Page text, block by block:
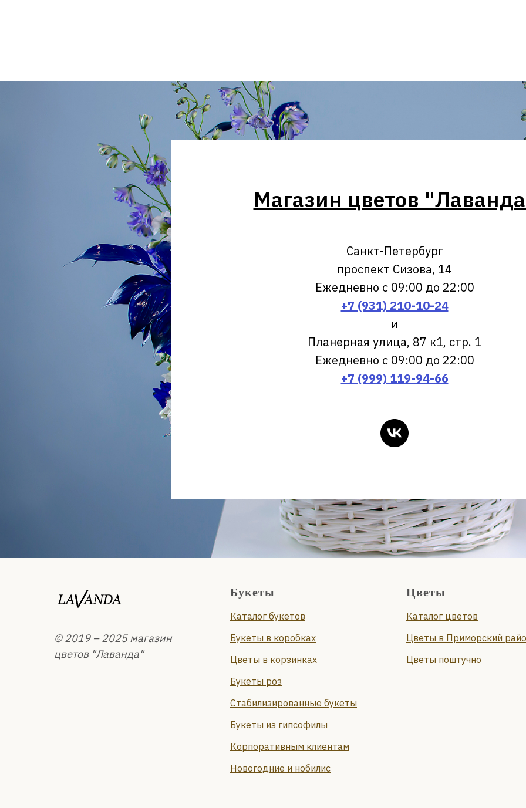
Магазин цветов
Санкт-Петербург
проспект Сизова, 14
Ежедневно с 09:00 до 22:00
+7 (931) 210-10-24
и
Планерная улица, 87 к1, стр. 1
Ежедневно с 09:00 до 22:00
+7 (999) 119-94-66
© 2019 – 2025 магазин
цветов "Лаванда"
Букеты
Каталог букетов
Букеты в коробках
Цветы в корзинках
Букеты роз
Стабилизированные букеты
Букеты из гипсофилы
Корпоративным клиентам
Новогодние и нобилис
Цветы
Каталог цветов
Цветы в Приморский
Цветы поштучно